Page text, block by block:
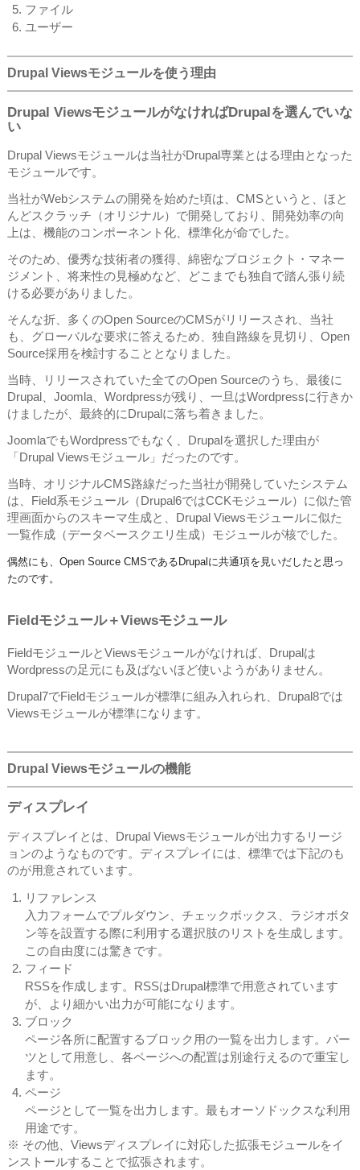
ファイル
ユーザー
Drupal Viewsモジュールを使う理由
Drupal ViewsモジュールがなければDrupalを選んでいな
い
Drupal Viewsモジュールは当社がDrupal専業とはる理由となった
モジュールです。
当社がWebシステムの開発を始めた頃は、CMSというと、ほと
んどスクラッチ（オリジナル）で開発しており、開発効率の向
上は、機能のコンポーネント化、標準化が命でした。
そのため、優秀な技術者の獲得、綿密なプロジェクト・マネー
ジメント、将来性の見極めなど、どこまでも独自で踏ん張り続
ける必要がありました。
そんな折、多くのOpen SourceのCMSがリリースされ、当社
も、グローバルな要求に答えるため、独自路線を見切り、Open
Source採用を検討することとなりました。
当時、リリースされていた全てのOpen Sourceのうち、最後に
Drupal、Joomla、Wordpressが残り、一旦はWordpressに行きか
けましたが、最終的にDrupalに落ち着きました。
JoomlaでもWordpressでもなく、Drupalを選択した理由が
「Drupal Viewsモジュール」だったのです。
当時、オリジナルCMS路線だった当社が開発していたシステム
は、Field系モジュール（Drupal6ではCCKモジュール）に似た管
理画面からのスキーマ生成と、Drupal Viewsモジュールに似た
一覧作成（データベースクエリ生成）モジュールが核でした。
偶然にも、Open Source CMSであるDrupalに共通項を見いだしたと思っ
たのです。
Fieldモジュール＋Viewsモジュール
FieldモジュールとViewsモジュールがなければ、Drupalは
Wordpressの足元にも及ばないほど使いようがありません。
Drupal7でFieldモジュールが標準に組み入れられ、Drupal8では
Viewsモジュールが標準になります。
Drupal Viewsモジュールの機能
ディスプレイ
ディスプレイとは、Drupal Viewsモジュールが出力するリージ
ョンのようなものです。ディスプレイには、標準では下記のも
のが用意されています。
リファレンス
入力フォームでプルダウン、チェックボックス、ラジオボタ
ン等を設置する際に利用する選択肢のリストを生成します。
この自由度には驚きです。
フィード
RSSを作成します。RSSはDrupal標準で用意されています
が、より細かい出力が可能になります。
ブロック
ページ各所に配置するブロック用の一覧を出力します。パー
ツとして用意し、各ページへの配置は別途行えるので重宝し
ます。
ページ
ページとして一覧を出力します。最もオーソドックスな利用
用途です。
※ その他、Viewsディスプレイに対応した拡張モジュールをイ
ンストールすることで拡張されます。